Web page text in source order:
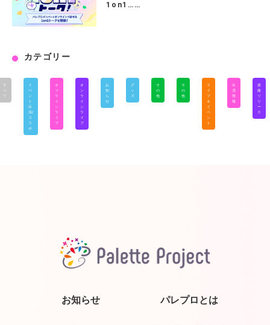
1on1……
カテゴリー
す
べ
て
イ
ベ
ン
ト
出
演/
コ
ラ
ボ
オ
フ
ラ
イ
ン
ラ
イ
ブ
オ
ン
ラ
イ
ン
ラ
イ
ブ
お
知
ら
せ
グ
ッ
ズ
そ
の
他
そ
の
他
ラ
イ
ブ
＆
イ
ベ
ン
ト
出
演
情
報
楽
曲
リ
リ
ー
ス
お知らせ パレプロとは